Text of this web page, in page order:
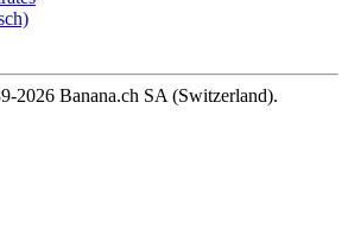
2026 Banana.ch SA (Switzerland).